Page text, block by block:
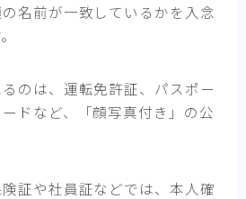
名前が一致しているかを入念
のは、運転免許証、パスポー
ドなど、「顔写真付き」の公
証や社員証などでは、本人確